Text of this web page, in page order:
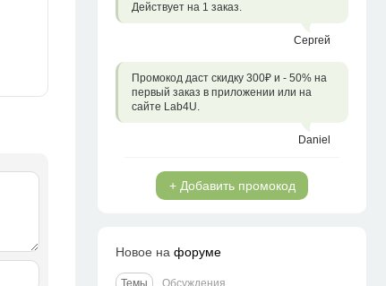
Действует на 1 заказ.
Сергей
Промокод даст скидку 300₽ и - 50% на
первый заказ в приложении или на
сайте Lab4U.
Daniel
+ Добавить промокод
Новое на форуме
Темы Обсуждения